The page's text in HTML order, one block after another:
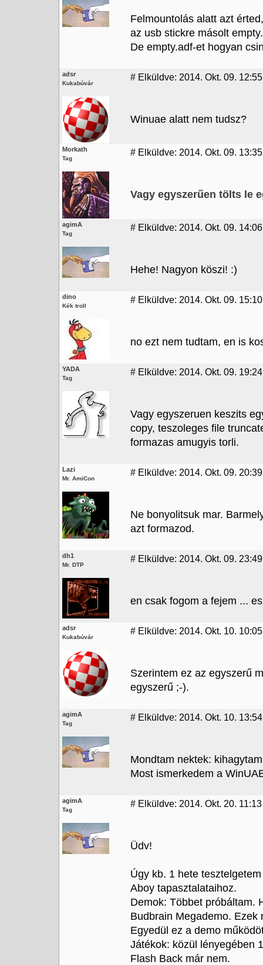
Felmountolás alatt azt
az usb stickre másolt
De empty.adf-et hogyan
adsr
Kukabúvár
# Elküldve: 2014. Okt. 09. 12:55
Winuae alatt nem tudsz?
Morkath
Tag
# Elküldve: 2014. Okt. 09. 13:35
Vagy egyszerűen tölts le
agimA
Tag
# Elküldve: 2014. Okt. 09. 14:06
Hehe! Nagyon köszi! :)
dino
Kék troll
# Elküldve: 2014. Okt. 09. 15:10
no ezt nem tudtam, en is
YADA
Tag
# Elküldve: 2014. Okt. 09. 19:24
Vagy egyszeruen keszits
copy, teszoleges file
formazas amugyis torli.
Lazi
Mr. AmiCon
# Elküldve: 2014. Okt. 09. 20:39
Ne bonyolitsuk mar.
azt formazod.
dh1
Mr. DTP
# Elküldve: 2014. Okt. 09. 23:49
en csak fogom a fejem ...
adsr
Kukabúvár
# Elküldve: 2014. Okt. 10. 10:05
Szerintem ez az egyszerű
egyszerű ;-).
agimA
Tag
# Elküldve: 2014. Okt. 10. 13:54
Mondtam nektek:
Most ismerkedem a
agimA
Tag
# Elküldve: 2014. Okt. 20. 11:13
Üdv!
Úgy kb. 1 hete
Aboy tapasztalataihoz.
Demok: Többet próbáltam.
Budbrain Megademo. Ezek
Egyedül ez a demo
Játékok: közül lényegében
Flash Back már nem.